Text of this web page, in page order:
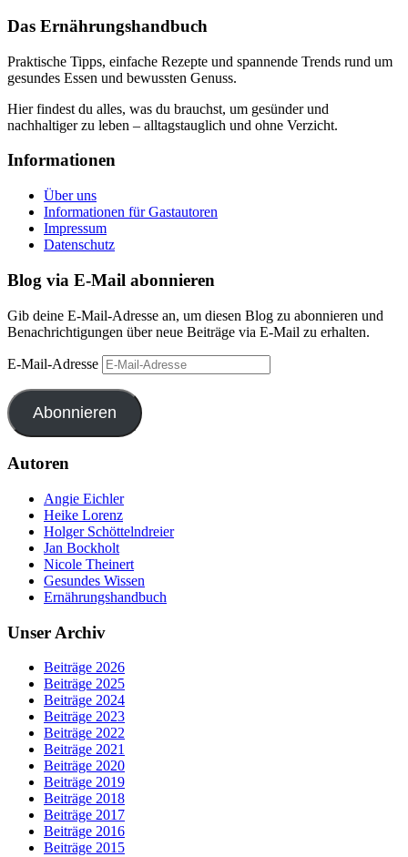
Das Ernährungshandbuch
Praktische Tipps, einfache Rezepte und spannende Trends rund um
gesundes Essen und bewussten Genuss.
Hier findest du alles, was du brauchst, um gesünder und
nachhaltiger zu leben – alltagstauglich und ohne Verzicht.
Informationen
Über uns
Informationen für Gastautoren
Impressum
Datenschutz
Blog via E-Mail abonnieren
Gib deine E-Mail-Adresse an, um diesen Blog zu abonnieren und
Benachrichtigungen über neue Beiträge via E-Mail zu erhalten.
E-Mail-Adresse
Abonnieren
Autoren
Angie Eichler
Heike Lorenz
Holger Schöttelndreier
Jan Bockholt
Nicole Theinert
Gesundes Wissen
Ernährungshandbuch
Unser Archiv
Beiträge 2026
Beiträge 2025
Beiträge 2024
Beiträge 2023
Beiträge 2022
Beiträge 2021
Beiträge 2020
Beiträge 2019
Beiträge 2018
Beiträge 2017
Beiträge 2016
Beiträge 2015